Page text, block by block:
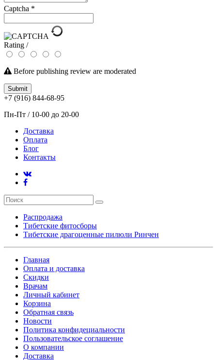
Captcha *
Rating /
Before publishing review are moderated
Submit
+7 (916) 844-68-95
Пн-Пт / 10-00 до 20-00
Доставка
Оплата
Блог
Контакты
Распродажа
Тибетские фитосборы
Тибетские драгоценные пилюли Ринчен
Главная
Оплата и доставка
Скидки
Врачам
Личный кабинет
Корзина
Обратная связь
Новости
Политика конфидециальности
Пользовательское соглашение
О компании
Доставка